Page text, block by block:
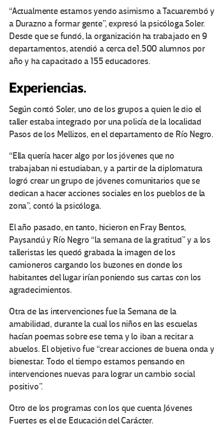
“Actualmente estamos yendo asimismo a Tacuarembó y
a Durazno a formar gente”, expresó la psicóloga Soler.
Desde que se fundó, la organización ha trabajado en 9
departamentos, atendió a cerca de1.500 alumnos por
año y ha capacitado a 155 educadores.
Experiencias.
Según contó Soler, uno de los grupos a quien le dio el
taller estaba integrado por una policía de la localidad
Pasos de los Mellizos, en el departamento de Río Negro.
“Ella quería hacer algo por los jóvenes que no
trabajaban ni estudiaban, y a partir de la diplomatura
logró crear un grupo de jóvenes comunitarios que se
dedican a hacer acciones sociales en los pueblos de la
zona”, contó la psicóloga.
El año pasado, en tanto, hicieron en Fray Bentos,
Paysandú y Río Negro “la semana de la gratitud” y a los
talleristas les quedó grabada la imagen de los
camioneros cargando los buzones en donde los
habitantes del lugar irían poniendo sus cartas con los
agradecimientos.
Otra de las intervenciones fue la Semana de la
amabilidad, durante la cual los niños en las escuelas
hacían poemas sobre ese tema y lo iban a recitar a
abuelos. El objetivo fue “crear acciones de buena onda y
bienestar. Todo el tiempo estamos pensando en
intervenciones nuevas para lograr un cambio social
positivo”.
Otro de los programas con los que cuenta Jóvenes
Fuertes es el de Educación del Carácter.